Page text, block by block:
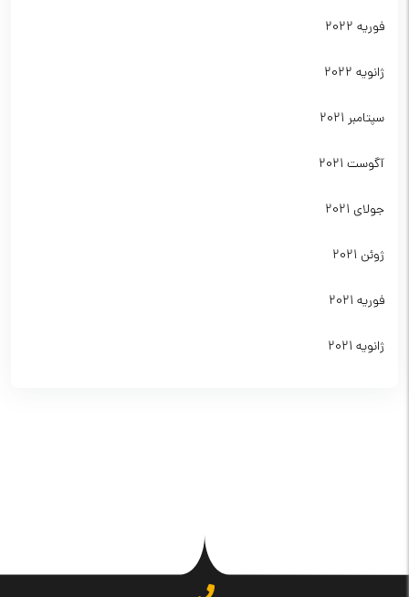
فوریه 2022
ژانویه 2022
سپتامبر 2021
آگوست 2021
جولای 2021
ژوئن 2021
فوریه 2021
ژانویه 2021